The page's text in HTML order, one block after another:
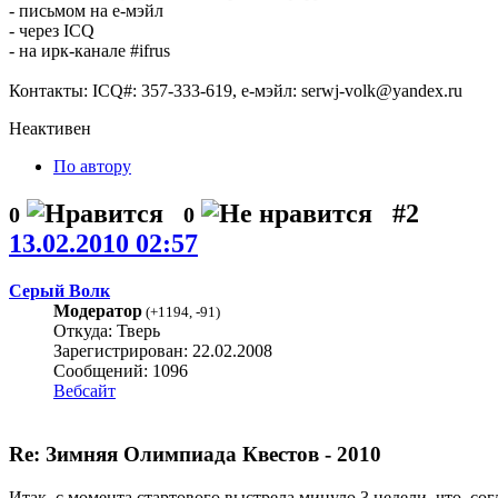
- письмом на е-мэйл
- через ICQ
- на ирк-канале #ifrus
Контакты: ICQ#: 357-333-619, е-мэйл: serwj-volk@yandex.ru
Неактивен
По автору
0 0
#2
13.02.2010 02:57
Серый Волк
Модератор (+1194, -91)
Откуда: Тверь
Зарегистрирован: 22.02.2008
Сообщений: 1096
Вебсайт
Re: Зимняя Олимпиада Квестов - 2010